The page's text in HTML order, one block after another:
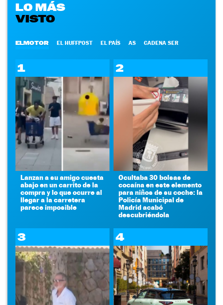
LO MÁS
VISTO
ELMOTOR EL HUFFPOST EL PAÍS AS CADENA SER
1
Lanzan a su amigo cuesta
abajo en un carrito de la
compra y lo que ocurre al
llegar a la carretera
parece imposible
2
Ocultaba 30 bolsas de
cocaína en este elemento
para niños de su coche: la
Policía Municipal de
Madrid acabó
descubriéndola
3 4